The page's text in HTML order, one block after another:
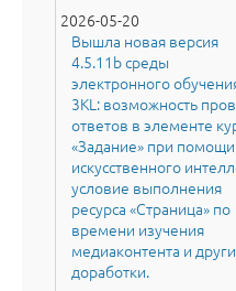
2026-05-20
Вышла новая версия
4.5.11b среды
электронного
3KL: возможность
ответов в элементе
«Задание» при помощи
искусственного
условие выполнения
ресурса «Страница» по
времени изучения
медиаконтента и
доработки.